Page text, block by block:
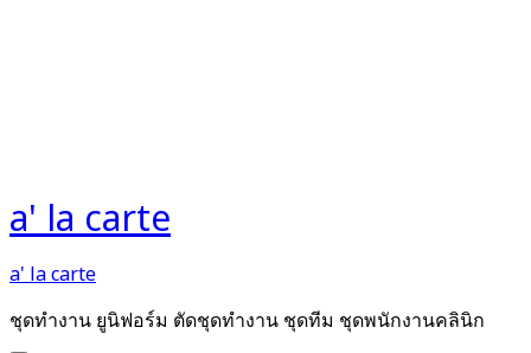
a' la carte
a' la carte
ชุดทำงาน ยูนิฟอร์ม ตัดชุดทำงาน ชุดทีม ชุดพนักงานคลินิก